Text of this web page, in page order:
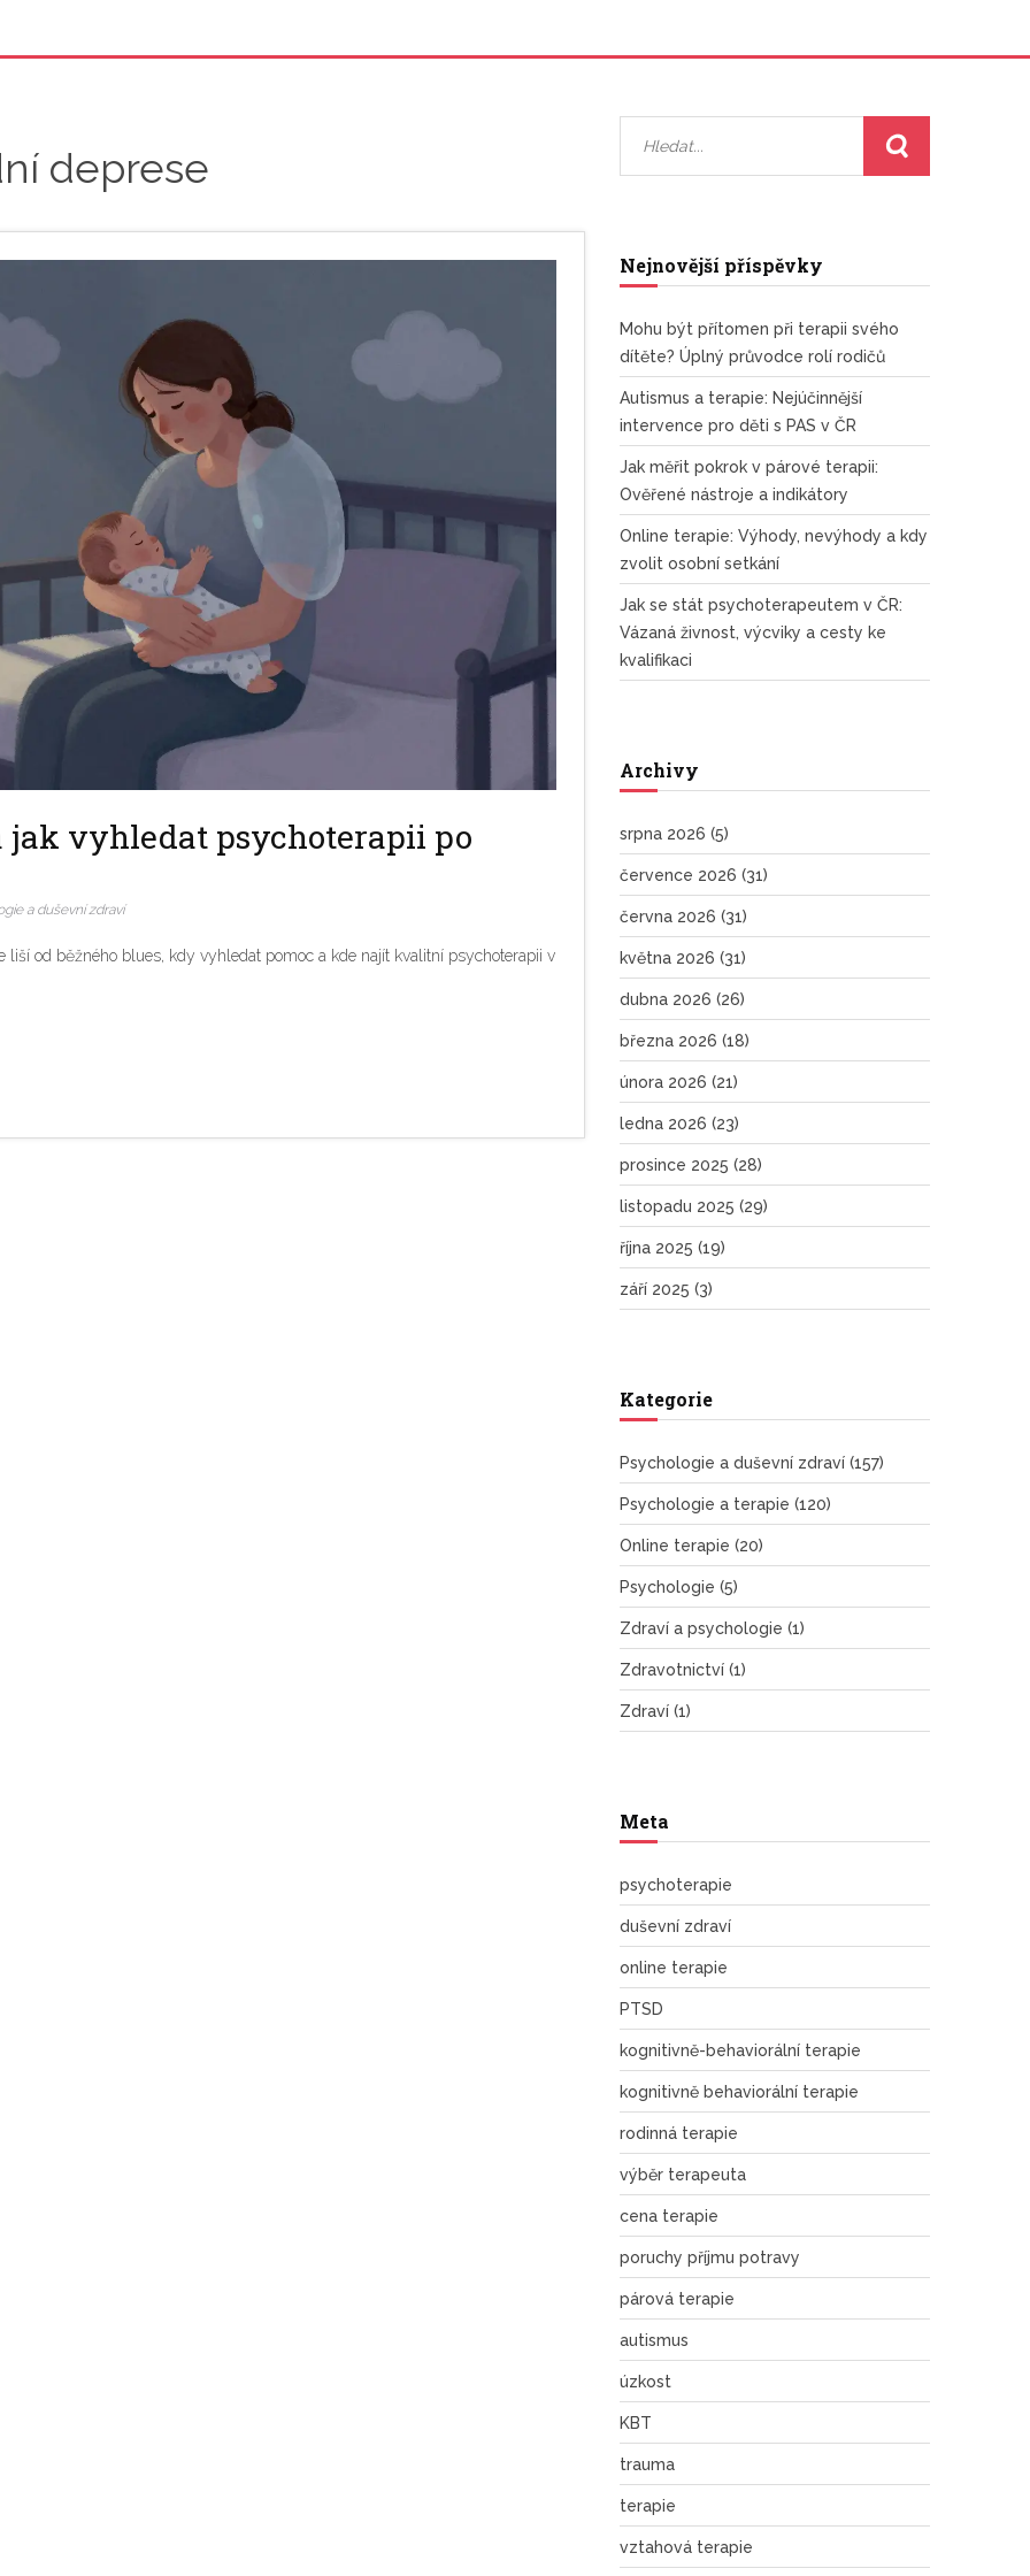
deprese
jak vyhledat psychoterapii po
a duševní zdraví
liší od běžného blues, kdy vyhledat pomoc a kde najít kvalitní psychoterapii v
Nejnovější příspěvky
Mohu být přítomen při terapii svého
dítěte? Úplný průvodce rolí rodičů
Autismus a terapie: Nejúčinnější
intervence pro děti s PAS v ČR
Jak měřit pokrok v párové terapii:
Ověřené nástroje a indikátory
Online terapie: Výhody, nevýhody a kdy
zvolit osobní setkání
Jak se stát psychoterapeutem v ČR:
Vázaná živnost, výcviky a cesty ke
kvalifikaci
Archivy
srpna 2026 (5)
července 2026 (31)
června 2026 (31)
května 2026 (31)
dubna 2026 (26)
března 2026 (18)
února 2026 (21)
ledna 2026 (23)
prosince 2025 (28)
listopadu 2025 (29)
října 2025 (19)
září 2025 (3)
Kategorie
Psychologie a duševní zdraví (157)
Psychologie a terapie (120)
Online terapie (20)
Psychologie (5)
Zdraví a psychologie (1)
Zdravotnictví (1)
Zdraví (1)
Meta
psychoterapie
duševní zdraví
online terapie
PTSD
kognitivně-behaviorální terapie
kognitivně behaviorální terapie
rodinná terapie
výběr terapeuta
cena terapie
poruchy příjmu potravy
párová terapie
autismus
úzkost
KBT
trauma
terapie
vztahová terapie